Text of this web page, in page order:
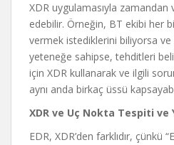
XDR uygulamasıyla
edebilir. Örneğin, BT ekibi her
vermek istediklerini biliyorsa
yeteneğe sahipse, tehditleri
için XDR kullanarak ve ilgili
aynı anda birkaç üssü
XDR ve Uç Nokta Tespiti ve
EDR, XDR’den farklıdır, çünkü